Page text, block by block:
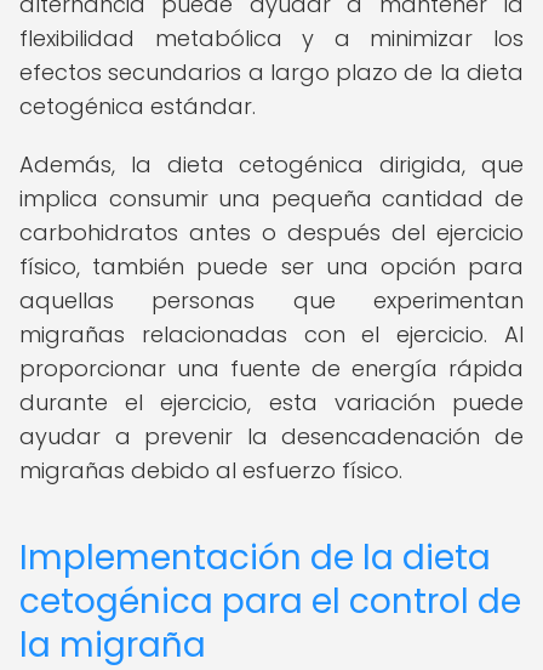
flexibilidad metabólica y a minimizar los
efectos secundarios a largo plazo de la dieta
cetogénica estándar.
Además, la dieta cetogénica dirigida, que
implica consumir una pequeña cantidad de
carbohidratos antes o después del ejercicio
físico, también puede ser una opción para
aquellas personas que experimentan
migrañas relacionadas con el ejercicio. Al
proporcionar una fuente de energía rápida
durante el ejercicio, esta variación puede
ayudar a prevenir la desencadenación de
migrañas debido al esfuerzo físico.
Implementación de la dieta
cetogénica para el control de
la migraña